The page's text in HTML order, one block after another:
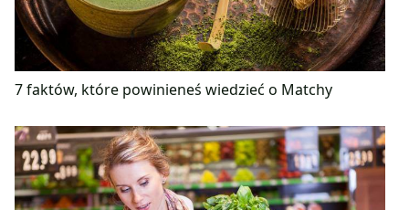
7 faktów, które powinieneś wiedzieć o Matchy